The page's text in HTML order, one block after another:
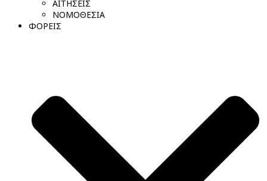
ΑΙΤΗΣΕΙΣ
ΝΟΜΟΘΕΣΙΑ
ΦΟΡΕΙΣ